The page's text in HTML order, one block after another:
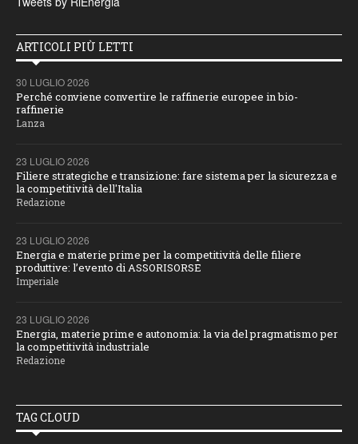
ARTICOLI PIÙ LETTI
30 LUGLIO 2026
Perché conviene convertire le raffinerie europee in bio-
raffinerie
Lanza
23 LUGLIO 2026
Filiere strategiche e transizione: fare sistema per la sicurezza e
la competitività dell'Italia
Redazione
23 LUGLIO 2026
Energia e materie prime per la competitività delle filiere
produttive: l’evento di ASSORISORSE
Imperiale
23 LUGLIO 2026
Energia, materie prime e autonomia: la via del pragmatismo per
la competitività industriale
Redazione
TAG CLOUD